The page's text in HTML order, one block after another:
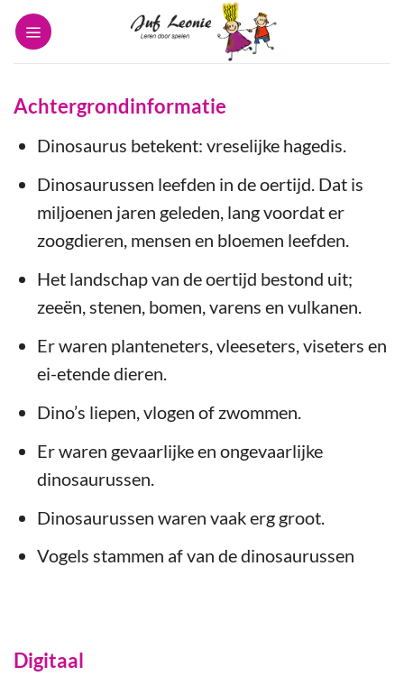
Ga
naar
Achtergrondinformatie
Dinosaurus betekent: vreselijke hagedis.
Dinosaurussen leefden in de oertijd. Dat is
miljoenen jaren geleden, lang voordat er
zoogdieren, mensen en bloemen leefden.
Het landschap van de oertijd bestond uit;
zeeën, stenen, bomen, varens en vulkanen.
Er waren planteneters, vleeseters, viseters en
ei-etende dieren.
Dino’s liepen, vlogen of zwommen.
Er waren gevaarlijke en ongevaarlijke
dinosaurussen.
Dinosaurussen waren vaak erg groot.
Vogels stammen af van de dinosaurussen
Digitaal